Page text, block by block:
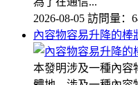
2026-08-05 訪問量：
內容物容易升降的棒
本發明涉及一種內容